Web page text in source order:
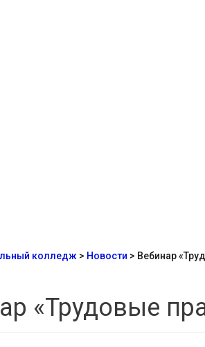
колледж > Новости > Вебинар
«Трудовые